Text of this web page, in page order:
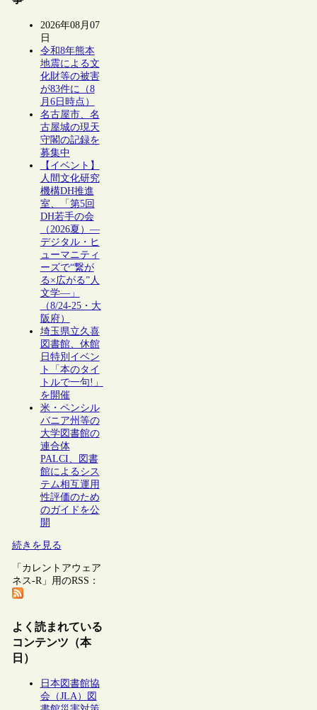
2026年08月07
日
令和8年熊本
地震による文
化財等の被害
が83件に（8
月6日時点）
名古屋市、名
古屋城の現天
守閣の記録を
募集中
【イベント】
人間文化研究
機構DH推進
室、「第5回
DH若手の会
（2026夏）―
デジタル・ヒ
ューマニティ
ーズで“繋が
る×広がる”人
文学―」
（8/24-25・大
阪府）
埼玉県立久喜
図書館、休館
日特別イベン
ト「本のタイ
トルで一句!」
を開催
米・ペンシル
バニア州等の
大学図書館の
連合体
PALCI、図書
館によるシス
テム相互運用
性評価のため
のガイドを公
開
続きを見る
「カレントアウェア
ネス-R」用のRSS：
よく読まれている
コンテンツ（本
日）
日本図書館協
会（JLA）図